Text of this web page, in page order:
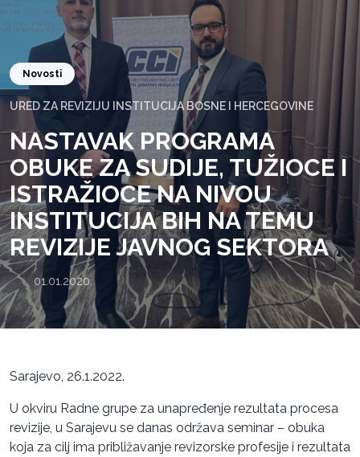
Novosti
URED ZA REVIZIJU INSTITUCIJA BOSNE I HERCEGOVINE
NASTAVAK PROGRAMA
OBUKE ZA SUDIJE, TUŽIOCE I
ISTRAŽIOCE NA NIVOU
INSTITUCIJA BIH NA TEMU
REVIZIJE JAVNOG SEKTORA
01.01.2020.
Sarajevo, 26.1.2022.
U okviru Radne grupe za unapređenje rezultata procesa
revizije, u Sarajevu se danas održava seminar – obuka
koja za cilj ima približavanje revizorske profesije i rezultata